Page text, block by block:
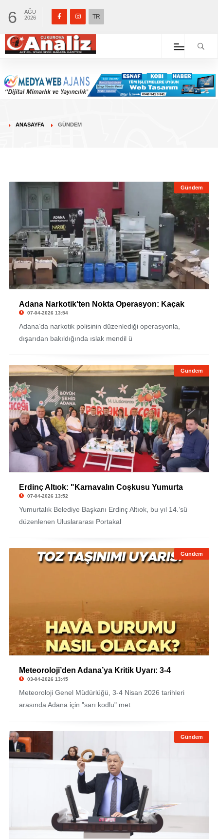
6
AĞU
2026
TR
ANASAYFA GÜNDEM
Gündem
Adana Narkotik'ten Nokta Operasyon: Kaçak
07-04-2026 13:54
Adana’da narkotik polisinin düzenlediği operasyonla,
dışarıdan bakıldığında ıslak mendil ü
Gündem
Erdinç Altıok: "Karnavalın Coşkusu Yumurta
07-04-2026 13:52
Yumurtalık Belediye Başkanı Erdinç Altıok, bu yıl 14.’sü
düzenlenen Uluslararası Portakal
Gündem
Meteoroloji’den Adana’ya Kritik Uyarı: 3-4
03-04-2026 13:45
Meteoroloji Genel Müdürlüğü, 3-4 Nisan 2026 tarihleri
arasında Adana için "sarı kodlu" met
Gündem